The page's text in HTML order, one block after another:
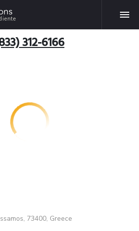
312-6166
73400, Greece